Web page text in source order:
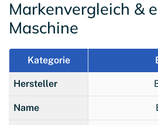
Markenvergleich &
Maschine
Kategorie
Hersteller
Name